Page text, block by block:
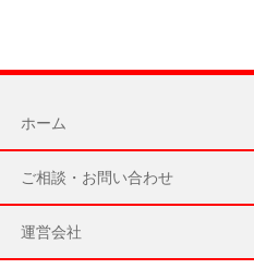
ホーム
ご相談・お問い合わせ
運営会社